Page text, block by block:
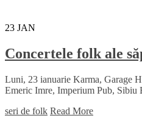
23 JAN
Concertele folk ale
Luni, 23 ianuarie Karma, Garage
Emeric Imre, Imperium Pub, Sibiu
seri de folk Read More